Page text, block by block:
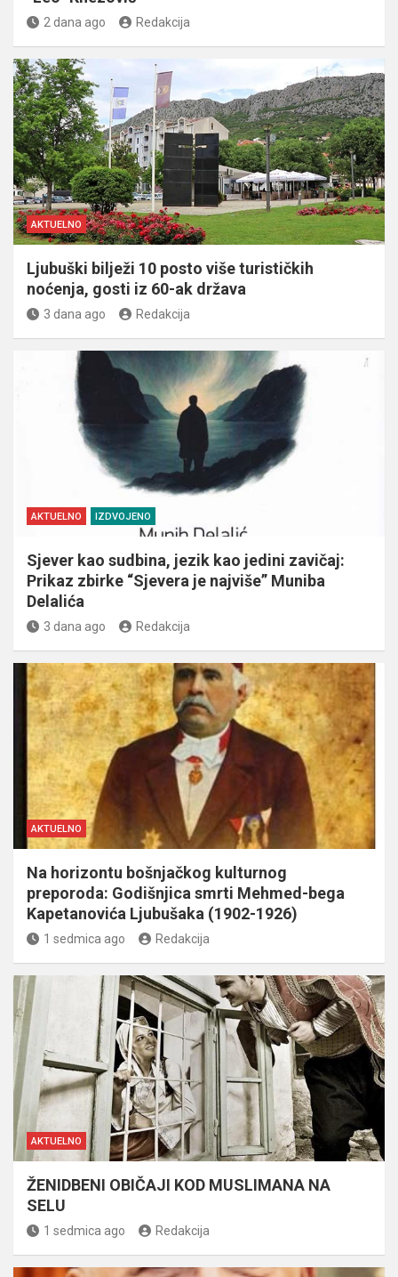
2 dana ago Redakcija
AKTUELNO
Ljubuški bilježi 10 posto više turističkih
noćenja, gosti iz 60-ak država
3 dana ago Redakcija
AKTUELNO IZDVOJENO
Sjever kao sudbina, jezik kao jedini zavičaj:
Prikaz zbirke “Sjevera je najviše” Muniba
Delalića
3 dana ago Redakcija
AKTUELNO
Na horizontu bošnjačkog kulturnog
preporoda: Godišnjica smrti Mehmed-bega
Kapetanovića Ljubušaka (1902-1926)
1 sedmica ago Redakcija
AKTUELNO
ŽENIDBENI OBIČAJI KOD MUSLIMANA NA
SELU
1 sedmica ago Redakcija